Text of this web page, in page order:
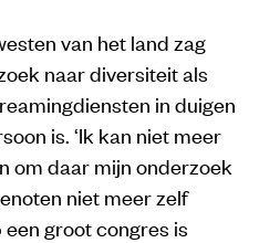
van het land zag
naar diversiteit als
in duigen
is. ‘Ik kan niet meer
om daar mijn onderzoek
niet meer zelf
groot congres is